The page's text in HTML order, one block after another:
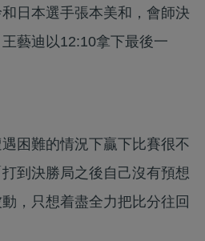
日本選手張本美和，會師決
藝迪以12:10拿下最後一
困難的情況下贏下比賽很不
到決勝局之後自己沒有預想
，只想着盡全力把比分往回